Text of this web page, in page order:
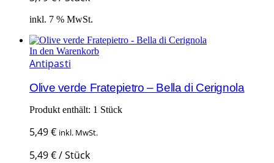
inkl. 7 % MwSt.
In den Warenkorb
Antipasti
Olive verde Fratepietro – Bella di Cerignola
Produkt enthält: 1 Stück
5,49€ inkl. MwSt.
5,49€/Stück